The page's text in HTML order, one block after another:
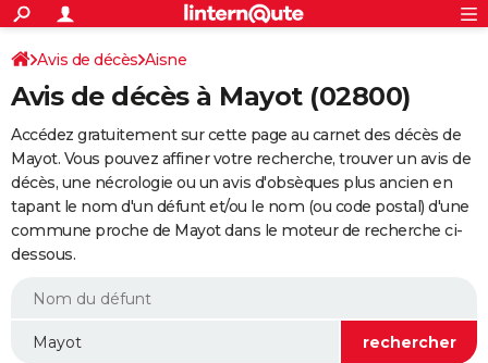
ACTUALITÉS
Politique
Société
Faits Divers
Education
Monde
Villes
+
SPORT
Coupe du monde 2026
Football
Tennis
Cyclisme
Rugby
Forum
Programme TV
TNT
Streaming
Cinéma
Sorties cinéma
Musique
+
FINANCE
Retraite
Epargne
Immobilier
Risques naturels par ville
Assurance
AUTO
Essais
Réserver un essai
Citadines
Berlines
SUV
Forum auto
+
HIGH-TECH
BRICOLAGE
WEEK-END
Avis de décès Aisne
Avis de décès à Mayot (02800)
Accédez gratuitement sur cette page au carnet des décès de
Mayot. Vous pouvez affiner votre recherche, trouver un avis de
décès, une nécrologie ou un avis d'obsèques plus ancien en
tapant le nom d'un défunt et/ou le nom (ou code postal) d'une
commune proche de Mayot dans le moteur de recherche ci-
dessous.